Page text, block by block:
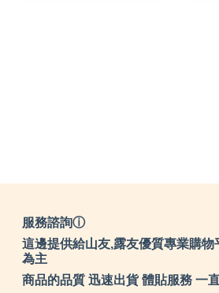
服務諮詢ⓘ
這邊提供給山友,露友優質專業購物
為主
商品的品質 迅速出貨 體貼服務 一